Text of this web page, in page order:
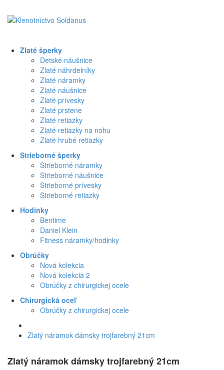
Zlaté šperky
Detské náušnice
Zlaté náhrdelníky
Zlaté náramky
Zlaté náušnice
Zlaté prívesky
Zlaté prstene
Zlaté retiazky
Zlaté retiazky na nohu
Zlaté hrubé retiazky
Strieborné šperky
Strieborné náramky
Strieborné náušnice
Strieborné prívesky
Strieborné retiazky
Hodinky
Bentime
Daniel Klein
Fitness náramky/hodinky
Obrúčky
Nová kolekcia
Nová kolekcia 2
Obrúčky z chirurgickej ocele
Chirurgická oceľ
Obrúčky z chirurgickej ocele
Zlatý náramok dámsky trojfarebný 21cm
Zlatý náramok dámsky trojfarebný 21cm